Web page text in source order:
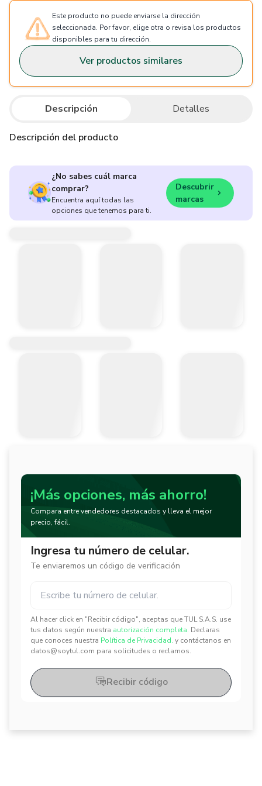
Este producto no puede enviarse la dirección
seleccionada. Por favor, elige otra o revisa los productos
disponibles para tu dirección.
Ver productos similares
Descripción Detalles
Descripción del producto
¿No sabes cuál marca
comprar?
Encuentra aquí todas las
opciones que tenemos para ti.
Descubrir
marcas
¡Más opciones, más ahorro!
Compara entre vendedores destacados y lleva el mejor
precio, fácil.
Ingresa tu número de celular.
Te enviaremos un código de verificación
Al hacer click en "Recibir código", aceptas que TUL S.A.S. use
tus datos según nuestra autorización completa. Declaras
que conoces nuestra Política de Privacidad. y contáctanos en
datos@soytul.com para solicitudes o reclamos.
✕
✕
Recibir código